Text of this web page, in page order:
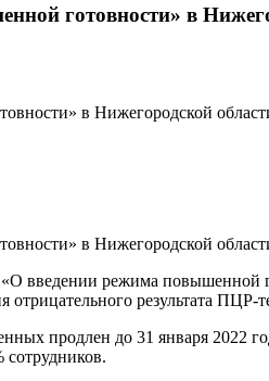
готовности» в
в Нижегородской
в Нижегородской
введении режима повышенной
отрицательного результата ПЦР-
продлен до 31 января 2022